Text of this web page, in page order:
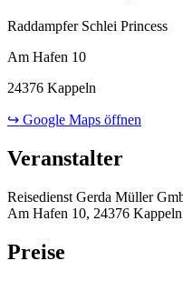
Raddampfer Schlei Princess
Am Hafen 10
24376 Kappeln
↪ Google Maps öffnen
Veranstalter
Reisedienst Gerda Müller
Am Hafen 10, 24376 Kappeln
Preise